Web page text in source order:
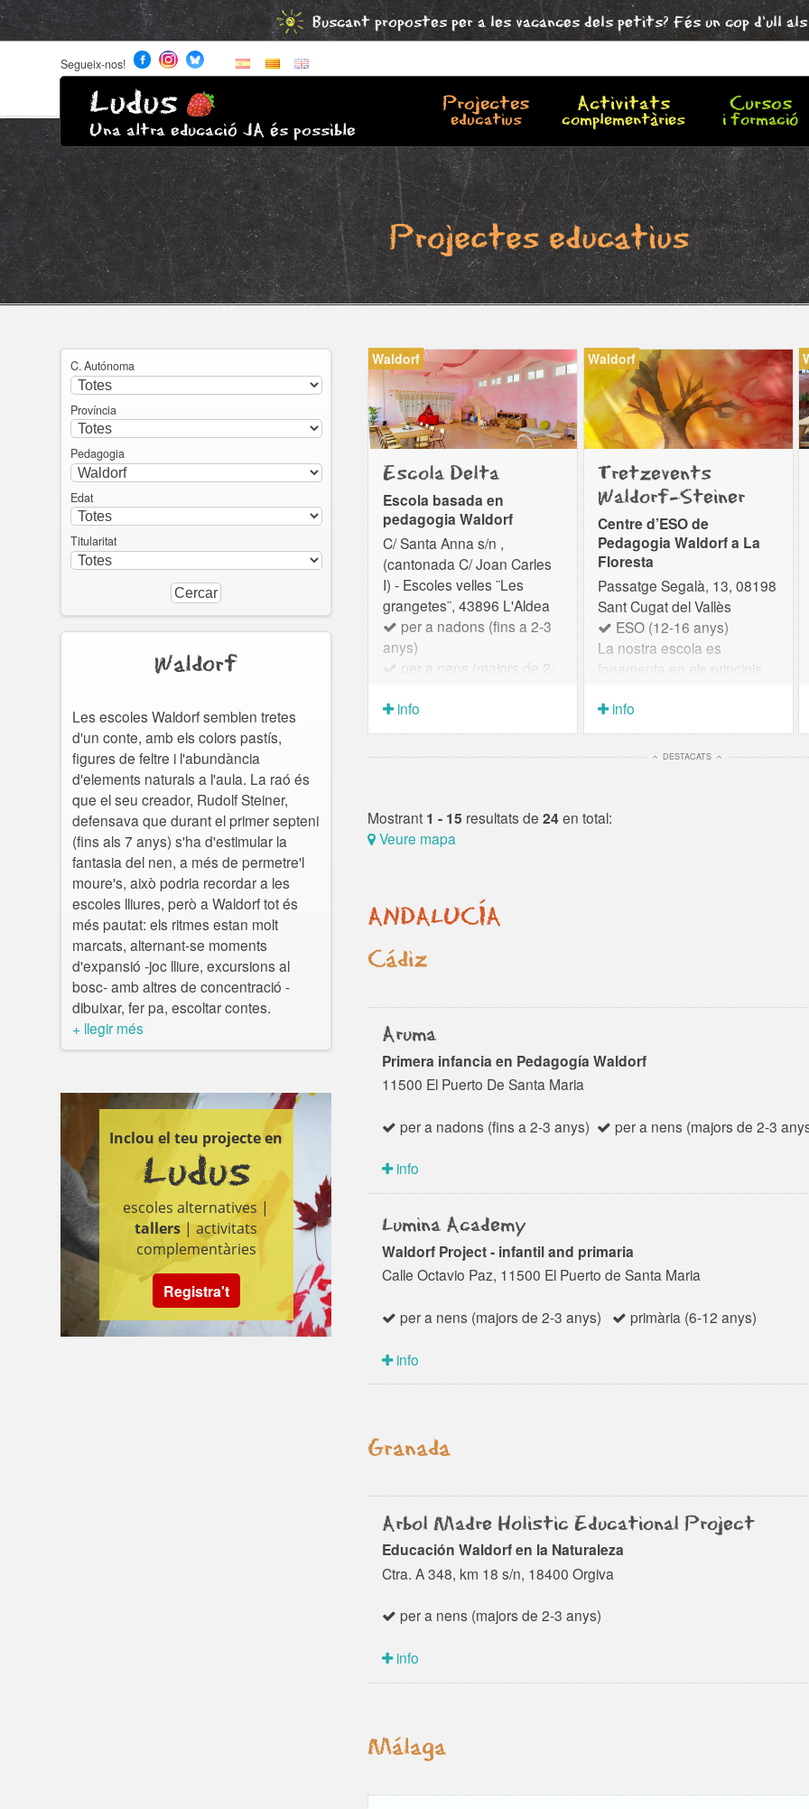
Buscant propostes per a les vacances dels petits? Fés un cop d'ull
Segueix-nos!
Ludus
Una altra educació JA és possible
Projectes
educatius
Activitats
complementàries
Cursos
i formació
Projectes educatius
C. Autónoma
Província
Pedagogia
Edat
Titularitat
Waldorf
Les escoles Waldorf semblen tretes
d'un conte, amb els colors pastís,
figures de feltre i l'abundància
d'elements naturals a l'aula. La raó és
que el seu creador, Rudolf Steiner,
defensava que durant el primer septeni
(fins als 7 anys) s'ha d'estimular la
fantasia del nen, a més de permetre'l
moure's, això podria recordar a les
escoles lliures, però a Waldorf tot és
més pautat: els ritmes estan molt
marcats, alternant-se moments
d'expansió -joc lliure, excursions al
bosc- amb altres de concentració -
dibuixar, fer pa, escoltar contes.
+ llegir més
Inclou el teu projecte en
Ludus
escoles alternatives |
tallers | activitats
complementàries
Registra't
Waldorf
Escola Delta
Escola basada en
pedagogia Waldorf
C/ Santa Anna s/n ,
(cantonada C/ Joan Carles
I) - Escoles velles ¨Les
grangetes¨, 43896 L'Aldea
per a nadons (fins a 2-3
anys)
per a nens (majors de 2-
primària (6-12 anys)
L’Associació Waldorf Delta
una nova escola a les
Terres de l’Ebre inspirada
conformada per un conjunt
de famílies i...
info
Waldorf
Tretzevents
Waldorf-Steiner
Centre d’ESO de
Pedagogia Waldorf a La
Floresta
Passatge Segalà, 13, 08198
Sant Cugat del Vallès
ESO (12-16 anys)
La nostra escola es
fonamenta en els principis
com pilars la llibertat, la
creativitat i l’autonomia de
l’alumnat. Som al bell mig de
envoltats de natura i a
info
DESTACATS
Mostrant 1 - 15 resultats de24en total:
Veure mapa
ANDALUCÍA
Cádiz
Aruma
Primera infancia en Pedagogía Waldorf
11500 El Puerto De Santa Maria
per a nadons (fins a 2-3 anys) per a nens (majors de 2-3
info
Lumina Academy
Waldorf Project - infantil and primaria
Calle Octavio Paz, 11500 El Puerto de Santa Maria
per a nens (majors de 2-3 anys) primària (6-12 anys)
info
Granada
Arbol Madre Holistic Educational Project
Educación Waldorf en la Naturaleza
Ctra. A 348, km 18 s/n, 18400 Orgiva
per a nens (majors de 2-3 anys)
info
Málaga